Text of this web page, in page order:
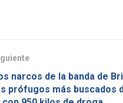
narcos de la banda de
prófugos más buscados